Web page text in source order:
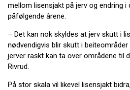
mellom lisensjakt på jerv og endring i
påfølgende årene.
– Det kan nok skyldes at jerv skutt i
nødvendigvis blir skutt i
jerver raskt kan ta over områdene til
Rivrud.
På stor skala vil likevel lisensjakt